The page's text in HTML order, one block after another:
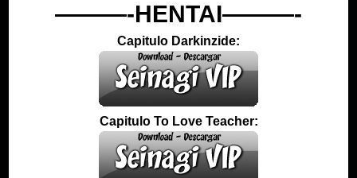
———-HENTAI———-
Capitulo Darkinzide:
Capitulo To Love Teacher: